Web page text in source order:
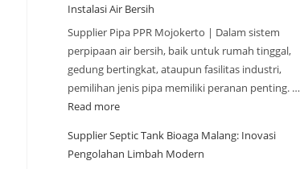
Instalasi Air Bersih
Supplier Pipa PPR Mojokerto | Dalam sistem
perpipaan air bersih, baik untuk rumah tinggal,
gedung bertingkat, ataupun fasilitas industri,
pemilihan jenis pipa memiliki peranan penting. …
Read more
Supplier Septic Tank Bioaga Malang: Inovasi
Pengolahan Limbah Modern